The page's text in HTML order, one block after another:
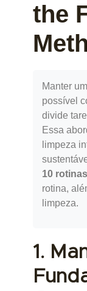
the
Manter
possível
divide
Essa
limpeza
10
rotina,
limpeza.
1.